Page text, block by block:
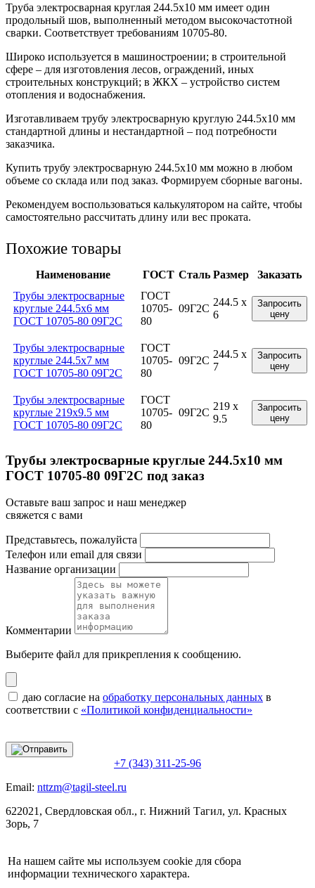
Труба электросварная круглая 244.5х10 мм имеет один
продольный шов, выполненный методом высокочастотной
сварки. Соответствует требованиям 10705-80.
Широко используется в машиностроении; в строительной
сфере – для изготовления лесов, ограждений, иных
строительных конструкций; в ЖКХ – устройство систем
отопления и водоснабжения.
Изготавливаем трубу электросварную круглую 244.5х10 мм
стандартной длины и нестандартной – под потребности
заказчика.
Купить трубу электросварную 244.5х10 мм можно в любом
объеме со склада или под заказ. Формируем сборные вагоны.
Рекомендуем воспользоваться калькулятором на сайте, чтобы
самостоятельно рассчитать длину или вес проката.
Похожие товары
Наименование ГОСТ Сталь Размер
Заказать
Трубы электросварные
круглые 244.5x6 мм
ГОСТ 10705-80 09Г2С
ГОСТ
10705-
80
09Г2С
244.5 x
6
Запросить
цену
Трубы электросварные
круглые 244.5x7 мм
ГОСТ 10705-80 09Г2С
ГОСТ
10705-
80
09Г2С
244.5 x
7
Запросить
цену
Трубы электросварные
круглые 219x9.5 мм
ГОСТ 10705-80 09Г2С
ГОСТ
10705-
80
09Г2С
219 x
9.5
Запросить
цену
Трубы электросварные круглые 244.5x10 мм
ГОСТ 10705-80 09Г2С под заказ
Оставьте ваш запрос и наш менеджер
свяжется с вами
Представьтесь, пожалуйста
Телефон или email для связи
Название организации
Комментарии
Выберите файл для прикрепления к сообщению.
даю согласие на обработку персональных данных в
соответствии с «Политикой конфиденциальности»
+7 (343) 311-25-96
Email: nttzm@tagil-steel.ru
622021, Свердловская обл., г. Нижний Тагил, ул. Красных
Зорь, 7
На нашем сайте мы используем cookie для сбора
информации технического характера.